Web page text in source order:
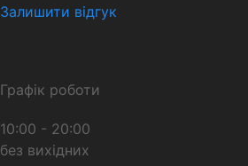
Залишити відгук
Графік роботи
10:00 - 20:00
без вихідних